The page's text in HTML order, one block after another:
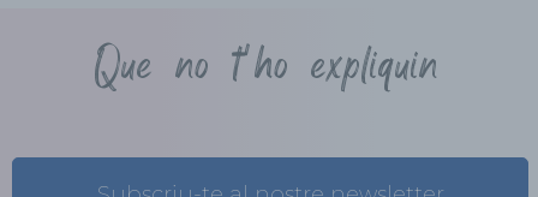
Que no t'ho expliquin